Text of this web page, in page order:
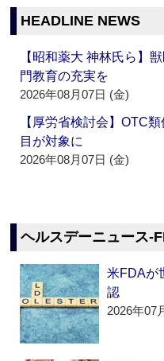
HEADLINE NEWS
【昭和薬大 神林氏ら】
門教育の充実を
2026年08月07日 (金)
【厚労省検討会】OTC
目が対象に
2026年08月07日 (金)
ヘルスデーニュース
米FDAが
認
2026年07